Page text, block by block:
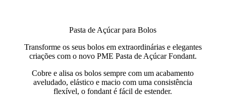
Pasta de Açúcar para Bolos
Transforme os seus bolos em extraordinárias e elegantes
criações com o novo PME Pasta de Açúcar Fondant.
Cobre e alisa os bolos sempre com um acabamento
aveludado, elástico e macio com uma consistência
flexível, o fondant é fácil de estender.